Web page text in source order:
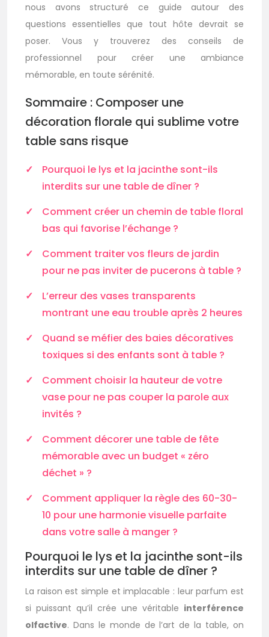
nous avons structuré ce guide autour des
questions essentielles que tout hôte devrait se
poser. Vous y trouverez des conseils de
professionnel pour créer une ambiance
mémorable, en toute sérénité.
Sommaire : Composer une
décoration florale qui sublime votre
table sans risque
Pourquoi le lys et la jacinthe sont-ils
interdits sur une table de dîner ?
Comment créer un chemin de table floral
bas qui favorise l’échange ?
Comment traiter vos fleurs de jardin
pour ne pas inviter de pucerons à table ?
L’erreur des vases transparents
montrant une eau trouble après 2 heures
Quand se méfier des baies décoratives
toxiques si des enfants sont à table ?
Comment choisir la hauteur de votre
vase pour ne pas couper la parole aux
invités ?
Comment décorer une table de fête
mémorable avec un budget « zéro
déchet » ?
Comment appliquer la règle des 60-30-
10 pour une harmonie visuelle parfaite
dans votre salle à manger ?
Pourquoi le lys et la jacinthe sont-ils
interdits sur une table de dîner ?
La raison est simple et implacable : leur parfum est
si puissant qu’il crée une véritable interférence
olfactive. Dans le monde de l’art de la table, on